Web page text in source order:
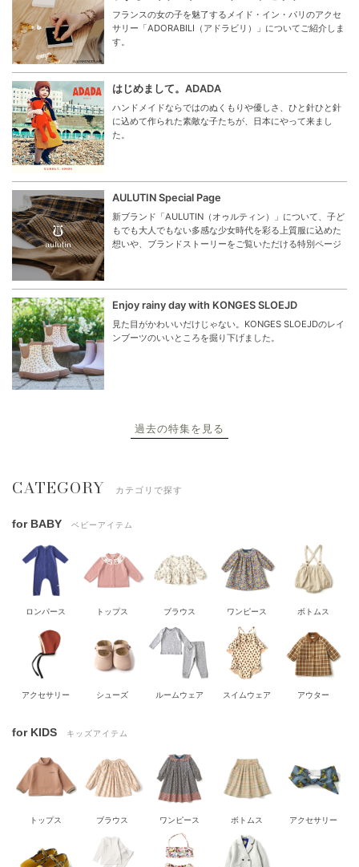
フランスの女の子を魅了するメイド・イン・パリのアクセ
サリー「ADORABILI（アドラビリ）」についてご紹介しま
す。
はじめまして。ADADA
ハンドメイドならではのぬくもりや優しさ、ひと針ひと針
に込めて作られた素敵な子たちが、日本にやって来まし
た。
AULUTIN Special Page
新ブランド「AULUTIN（オゥルティン）」について、子ど
もでも大人でもない多感な少女時代を彩る上質服に込めた
想いや、ブランドストーリーをご覧いただける特別ページ
Enjoy rainy day with KONGES SLOEJD
見た目がかわいいだけじゃない。KONGES SLOEJDのレイ
ンブーツのいいところを掘り下げました。
過去の特集を見る
CATEGORY カテゴリで探す
for BABY ベビーアイテム
ロンパース トップス ブラウス ワンピース ボトムス
アクセサリー シューズ ルームウェア スイムウェア アウター
for KIDS キッズアイテム
トップス ブラウス ワンピース ボトムス アクセサリー